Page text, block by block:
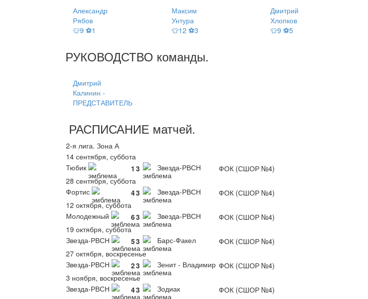
Александр
Рябов
👕9 ⚽1
Максим
Унтура
👕12 ⚽3
Дмитрий
Хлопков
👕9 ⚽5
РУКОВОДСТВО команды.
Дмитрий
Калинин -
ПРЕДСТАВИТЕЛЬ
РАСПИСАНИЕ матчей.
2-я лига. Зона А
14 сентября, суббота
Тюбик
1 3 Звезда-РВСН
ФОК (СШОР №4)
28 сентября, суббота
Фортис
43 Звезда-РВСН
ФОК (СШОР №4)
12 октября, суббота
Молодежный
63 Звезда-РВСН
ФОК (СШОР №4)
19 октября, суббота
Звезда-РВСН
53 Барс-Факел
ФОК (СШОР №4)
27 октября, воскресенье
Звезда-РВСН
23 Зенит - Владимир ФОК (СШОР №4)
3 ноября, воскресенье
Звезда-РВСН
43 Зодиак
ФОК (СШОР №4)